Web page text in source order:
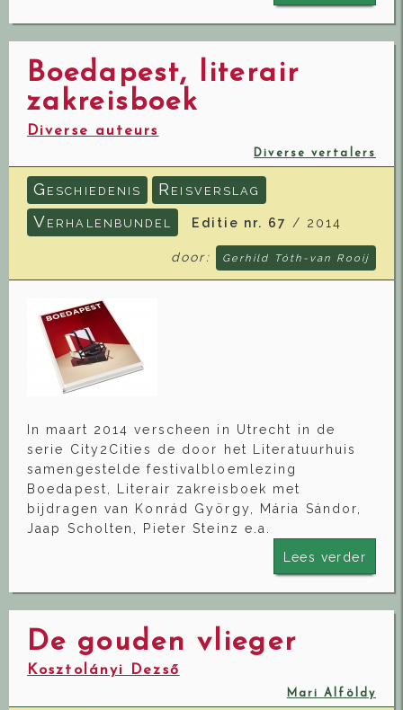
Boedapest, literair
zakreisboek
Diverse auteurs
Diverse vertalers
G ESCHIEDENIS R EISVERSLAG
V ERHALENBUNDEL Editie nr. 67 / 2014
door: Gerhild Tóth-van Rooij
In maart 2014 verscheen in Utrecht in de
serie City2Cities de door het Literatuurhuis
samengestelde festivalbloemlezing
Boedapest, Literair zakreisboek met
bijdragen van Konrád György, Mária Sándor,
Jaap Scholten, Pieter Steinz e.a.
Lees verder
De gouden vlieger
Kosztolányi Dezső
Mari Alföldy